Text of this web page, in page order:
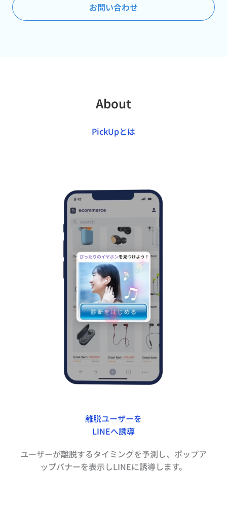
お問い合わせ
About
PickUpとは
離脱ユーザーを
LINEへ誘導
ユーザーが離脱するタイミングを予測し、ポップア
ップバナーを表示しLINEに誘導します。